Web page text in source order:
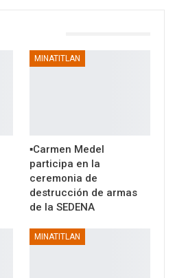
MINATITLAN
▪️Carmen Medel
participa en la
ceremonia de
destrucción de armas
de la SEDENA
MINATITLAN